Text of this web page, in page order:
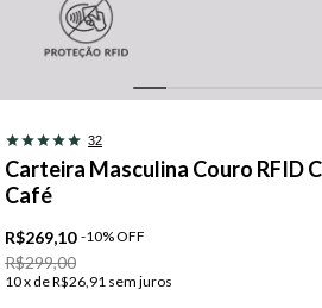
32
Carteira Masculina Couro RFID
Café
R$269,10 -10%OFF
R$299,00
10x deR$26,91 sem juros